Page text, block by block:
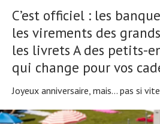
C’est officiel : les
les virements des
les livrets A des petits-
qui change pour vos
Joyeux anniversaire, mais… pas si